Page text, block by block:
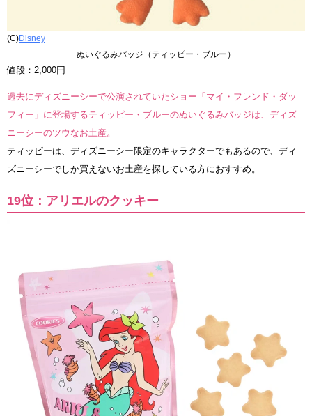
(C)Disney
ぬいぐるみバッジ（ティッピー・ブルー）
値段：2,000円
過去にディズニーシーで公演されていたショー「マイ・フレンド・ダッ
フィー」に登場するティッピー・ブルーのぬいぐるみバッジは、ディズ
ニーシーのツウなお土産。
ティッピーは、ディズニーシー限定のキャラクターでもあるので、ディ
ズニーシーでしか買えないお土産を探している方におすすめ。
19位：アリエルのクッキー